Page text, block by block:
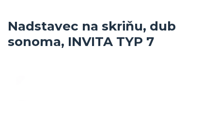
Nadstavec na skriňu, dub
sonoma, INVITA TYP 7